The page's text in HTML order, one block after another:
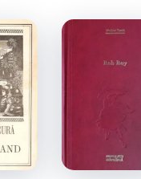
10:
13: